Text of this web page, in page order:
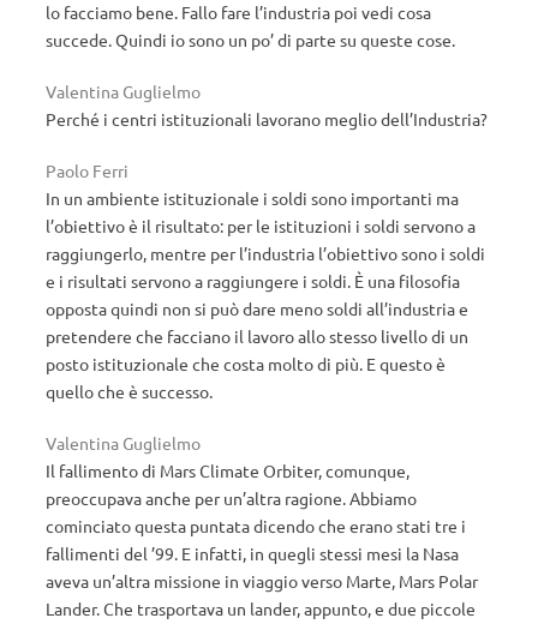
lo facciamo bene. Fallo fare l’industria poi vedi cosa
succede. Quindi io sono un po’ di parte su queste cose.
Valentina Guglielmo
Perché i centri istituzionali lavorano meglio dell’Industria?
Paolo Ferri
In un ambiente istituzionale i soldi sono importanti ma
l’obiettivo è il risultato: per le istituzioni i soldi servono a
raggiungerlo, mentre per l’industria l’obiettivo sono i soldi
e i risultati servono a raggiungere i soldi. È una filosofia
opposta quindi non si può dare meno soldi all’industria e
pretendere che facciano il lavoro allo stesso livello di un
posto istituzionale che costa molto di più. E questo è
quello che è successo.
Valentina Guglielmo
Il fallimento di Mars Climate Orbiter, comunque,
preoccupava anche per un’altra ragione. Abbiamo
cominciato questa puntata dicendo che erano stati tre i
fallimenti del ’99. E infatti, in quegli stessi mesi la Nasa
aveva un’altra missione in viaggio verso Marte, Mars Polar
Lander. Che trasportava un lander, appunto, e due piccole